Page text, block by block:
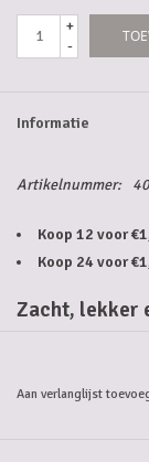
Streekproducten/
+
-
Informatie
Artikelnummer:
Koop 12 voor
Koop 24 voor
Zacht, lekker
schuimkraag.
Aan verlanglijst